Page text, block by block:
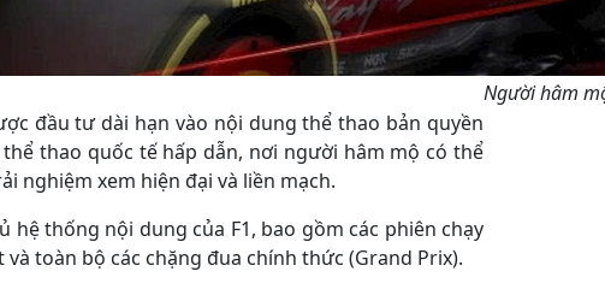
Người hâm
đầu tư dài hạn vào nội dung thể thao bản quyền
thao quốc tế hấp dẫn, nơi người hâm mộ có thể
nghiệm xem hiện đại và liền mạch.
hệ thống nội dung của F1, bao gồm các phiên chạy
toàn bộ các chặng đua chính thức (Grand Prix).